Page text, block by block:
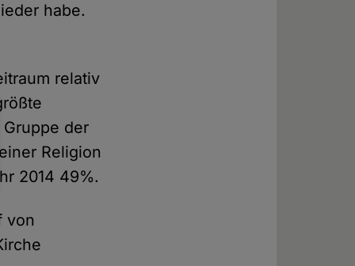
habe.
relativ
der
Religion
2014 49%.
von